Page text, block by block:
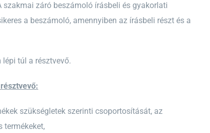
záró beszámoló írásbeli és gyakorlati
a beszámoló, amennyiben az írásbeli részt és a
túl a résztvevő.
szükségletek szerinti csoportosítását, az
termékeket,